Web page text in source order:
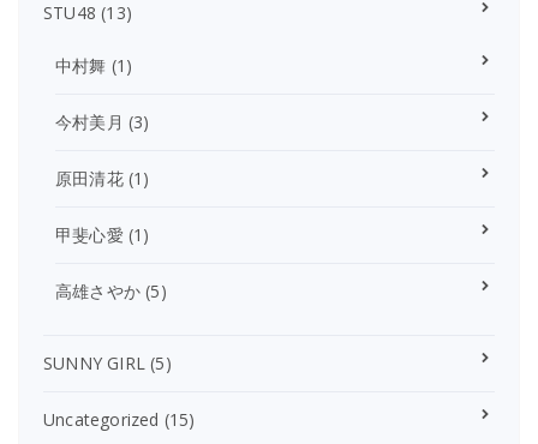
STU48 (13)
中村舞 (1)
今村美月 (3)
原田清花(1)
甲斐心愛 (1)
高雄さやか (5)
SUNNY GIRL (5)
Uncategorized (15)